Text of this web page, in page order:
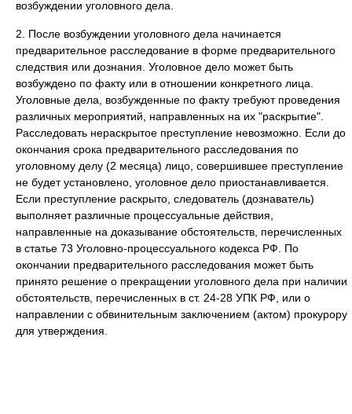
возбуждении уголовного дела.
2. После возбуждении уголовного дела начинается
предварительное расследование в форме предварительного
следствия или дознания. Уголовное дело может быть
возбуждено по факту или в отношении конкретного лица.
Уголовные дела, возбужденные по факту требуют проведения
различных мероприятий, направленных на их "раскрытие".
Расследовать нераскрытое преступление невозможно. Если до
окончания срока предварительного расследования по
уголовному делу (2 месяца) лицо, совершившее преступление
не будет установлено, уголовное дело приостанавливается.
Если преступление раскрыто, следователь (дознаватель)
выполняет различные процессуальные действия,
направленные на доказывание обстоятельств, перечисленных
в статье 73 Уголовно-процессуального кодекса РФ. По
окончании предварительного расследования может быть
принято решение о прекращении уголовного дела при наличии
обстоятельств, перечисленных в ст. 24-28 УПК РФ, или о
направлении с обвинительным заключением (актом) прокурору
для утверждения.